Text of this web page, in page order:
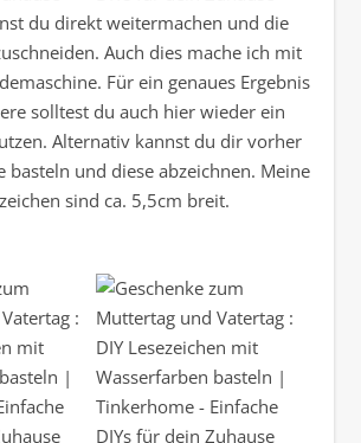
du direkt weitermachen und die
Auch dies mache ich mit
Für ein genaues Ergebnis
solltest du auch hier wieder ein
Alternativ kannst du dir vorher
basteln und diese abzeichnen. Meine
sind ca. 5,5cm breit.